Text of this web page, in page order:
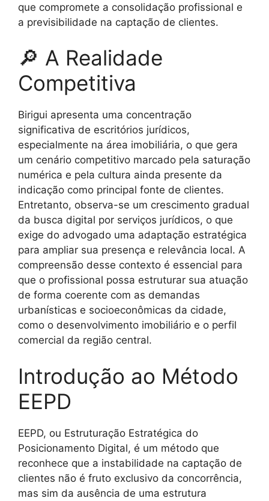
que compromete a consolidação profissional e
a previsibilidade na captação de clientes.
🔎 A Realidade
Competitiva
Birigui apresenta uma concentração
significativa de escritórios jurídicos,
especialmente na área imobiliária, o que gera
um cenário competitivo marcado pela saturação
numérica e pela cultura ainda presente da
indicação como principal fonte de clientes.
Entretanto, observa-se um crescimento gradual
da busca digital por serviços jurídicos, o que
exige do advogado uma adaptação estratégica
para ampliar sua presença e relevância local. A
compreensão desse contexto é essencial para
que o profissional possa estruturar sua atuação
de forma coerente com as demandas
urbanísticas e socioeconômicas da cidade,
como o desenvolvimento imobiliário e o perfil
comercial da região central.
Introdução ao Método
EEPD
EEPD, ou Estruturação Estratégica do
Posicionamento Digital, é um método que
reconhece que a instabilidade na captação de
clientes não é fruto exclusivo da concorrência,
mas sim da ausência de uma estrutura